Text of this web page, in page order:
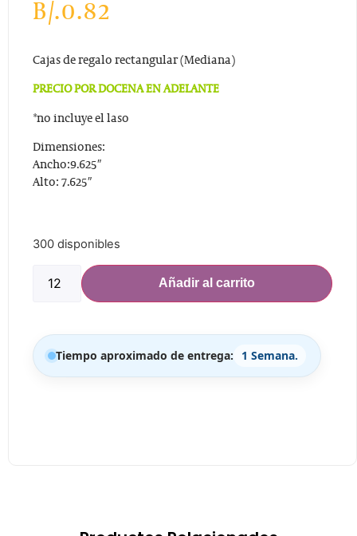
B/.0.82
Cajas de regalo rectangular (Mediana)
PRECIO POR DOCENA EN ADELANTE
*no incluye el laso
Dimensiones:
Ancho:9.625″
Alto: 7.625″
300 disponibles
Añadir al carrito
Tiempo aproximado de entrega: 1 Semana.